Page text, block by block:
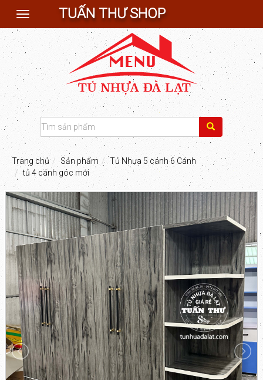
Toggle
navigation
TUẤN THƯ SHOP
Trang chủ Sản phẩm
Tủ Nhựa 5 cánh 6 Cánh
tủ 4 cánh góc mới